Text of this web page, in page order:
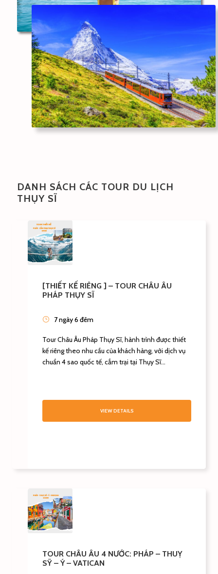
DANH SÁCH CÁC TOUR DU LỊCH
THỤY SĨ
[THIẾT KẾ RIÊNG ] – TOUR CHÂU ÂU
PHÁP THỤY SĨ
7 ngày 6 đêm
Tour Châu Âu Pháp Thụy Sĩ, hành trình được thiết
kế riêng theo nhu cầu của khách hàng, với dịch vụ
chuẩn 4 sao quốc tế, cắm trại tại Thụy Sĩ...
VIEW DETAILS
TOUR CHÂU ÂU 4 NƯỚC: PHÁP – THUỴ
SỸ – Ý – VATICAN